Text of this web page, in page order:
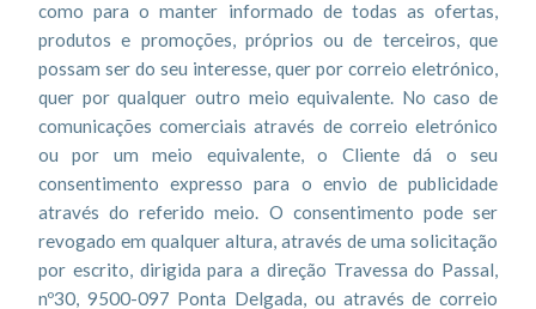
como para o manter informado de todas as ofertas,
produtos e promoções, próprios ou de terceiros, que
possam ser do seu interesse, quer por correio eletrónico,
quer por qualquer outro meio equivalente. No caso de
comunicações comerciais através de correio eletrónico
ou por um meio equivalente, o Cliente dá o seu
consentimento expresso para o envio de publicidade
através do referido meio. O consentimento pode ser
revogado em qualquer altura, através de uma solicitação
por escrito, dirigida para a direção Travessa do Passal,
nº30, 9500-097 Ponta Delgada, ou através de correio